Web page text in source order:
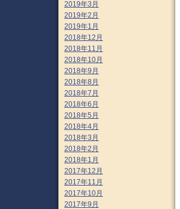
2019年3月
2019年2月
2019年1月
2018年12月
2018年11月
2018年10月
2018年9月
2018年8月
2018年7月
2018年6月
2018年5月
2018年4月
2018年3月
2018年2月
2018年1月
2017年12月
2017年11月
2017年10月
2017年9月